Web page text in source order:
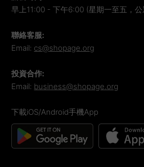
早上11:00 - 下午6:00 (星期一至五，
聯絡客服:
Email: cs@shopage.org
投資合作:
Email: business@shopage.org
下載iOS/Android手機App